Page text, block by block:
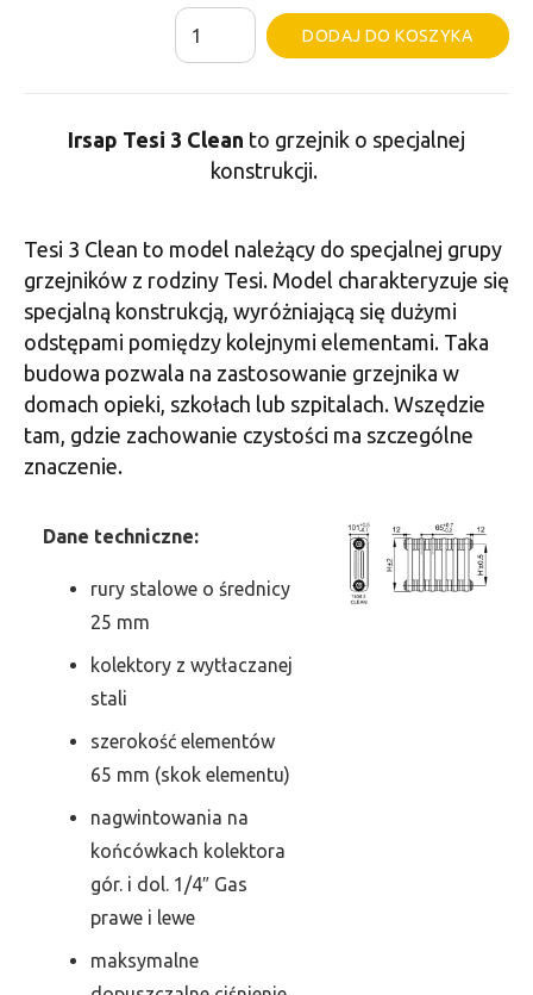
ilość
Grzejnik
1
Żeberko,
Wysokość
500
DODAJ DO KOSZYKA
Irsap Tesi 3 Clean to grzejnik o specjalnej
konstrukcji.
Tesi 3 Clean to model należący do specjalnej grupy
grzejników z rodziny Tesi. Model charakteryzuje się
specjalną konstrukcją, wyróżniającą się dużymi
odstępami pomiędzy kolejnymi elementami. Taka
budowa pozwala na zastosowanie grzejnika w
domach opieki, szkołach lub szpitalach. Wszędzie
tam, gdzie zachowanie czystości ma szczególne
znaczenie.
Dane techniczne:
rury stalowe o średnicy
25 mm
kolektory z wytłaczanej
stali
szerokość elementów
65 mm (skok elementu)
nagwintowania na
końcówkach kolektora
gór. i dol. 1/4″ Gas
prawe i lewe
maksymalne